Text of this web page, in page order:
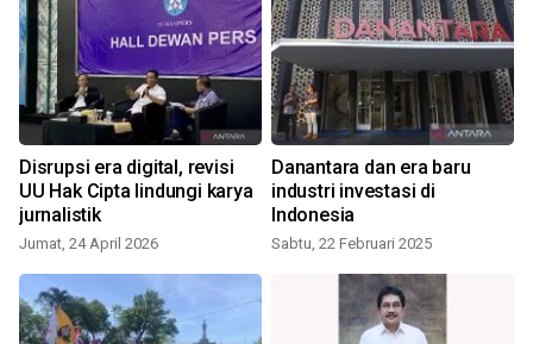
Disrupsi era digital, revisi
UU Hak Cipta lindungi karya
jurnalistik
Jumat, 24 April 2026
Danantara dan era baru
industri investasi di
Indonesia
Sabtu, 22 Februari 2025